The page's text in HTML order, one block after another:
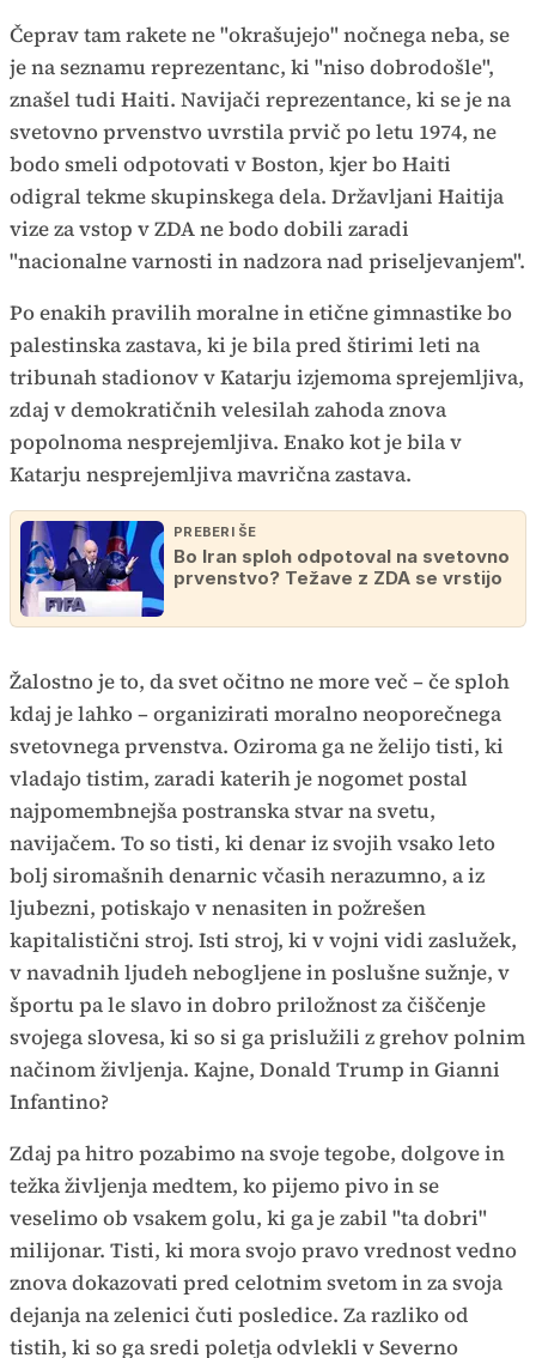
Čeprav tam rakete ne "okrašujejo" nočnega neba, se
je na seznamu reprezentanc, ki "niso dobrodošle",
znašel tudi Haiti. Navijači reprezentance, ki se je na
svetovno prvenstvo uvrstila prvič po letu 1974, ne
bodo smeli odpotovati v Boston, kjer bo Haiti
odigral tekme skupinskega dela. Državljani Haitija
vize za vstop v ZDA ne bodo dobili zaradi
"nacionalne varnosti in nadzora nad priseljevanjem".
Po enakih pravilih moralne in etične gimnastike bo
palestinska zastava, ki je bila pred štirimi leti na
tribunah stadionov v Katarju izjemoma sprejemljiva,
zdaj v demokratičnih velesilah zahoda znova
popolnoma nesprejemljiva. Enako kot je bila v
Katarju nesprejemljiva mavrična zastava.
PREBERI ŠE
Bo Iran sploh odpotoval na svetovno
prvenstvo? Težave z ZDA se vrstijo
Žalostno je to, da svet očitno ne more več – če sploh
kdaj je lahko – organizirati moralno neoporečnega
svetovnega prvenstva. Oziroma ga ne želijo tisti, ki
vladajo tistim, zaradi katerih je nogomet postal
najpomembnejša postranska stvar na svetu,
navijačem. To so tisti, ki denar iz svojih vsako leto
bolj siromašnih denarnic včasih nerazumno, a iz
ljubezni, potiskajo v nenasiten in požrešen
kapitalistični stroj. Isti stroj, ki v vojni vidi zaslužek,
v navadnih ljudeh nebogljene in poslušne sužnje, v
športu pa le slavo in dobro priložnost za čiščenje
svojega slovesa, ki so si ga prislužili z grehov polnim
načinom življenja. Kajne, Donald Trump in Gianni
Infantino?
Zdaj pa hitro pozabimo na svoje tegobe, dolgove in
težka življenja medtem, ko pijemo pivo in se
veselimo ob vsakem golu, ki ga je zabil "ta dobri"
milijonar. Tisti, ki mora svojo pravo vrednost vedno
znova dokazovati pred celotnim svetom in za svoja
dejanja na zelenici čuti posledice. Za razliko od
tistih, ki so ga sredi poletja odvlekli v Severno